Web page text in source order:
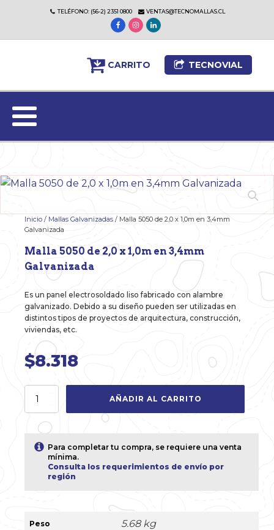
TELÉFONO: (56-2) 2351 0800 VENTAS@TECNOMALLAS.CL
CARRITO TECNOVIAL
Inicio / Mallas Galvanizadas / Malla 5050 de 2,0 x 1,0m en 3,4mm
Galvanizada
Malla 5050 de 2,0 x 1,0m en 3,4mm
Galvanizada
Es un panel electrosoldado liso fabricado con alambre
galvanizado. Debido a su diseño pueden ser utilizadas en
distintos tipos de proyectos de arquitectura, construcción,
viviendas, etc.
$8.318
Malla
1,0m
3,4mm
AÑADIR AL CARRITO
Para completar tu compra, se requiere una venta
mínima.
Consulta los requerimientos de envío por
región
Peso 5.68 kg